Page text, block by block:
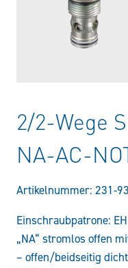
2/2-Wege
NA-AC-
Artikelnummer: 231-
Einschraubpatrone:
„NA“ stromlos offen
– offen/beidseitig